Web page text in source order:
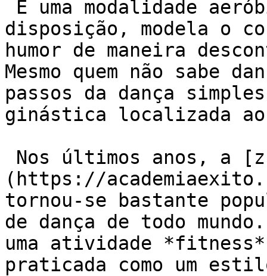
disposição, modela o
humor de maneira
Mesmo quem não sabe
passos da dança
ginástica localizada
(https://
tornou-se bastante
de dança de todo
uma atividade *fitness*,
praticada como um